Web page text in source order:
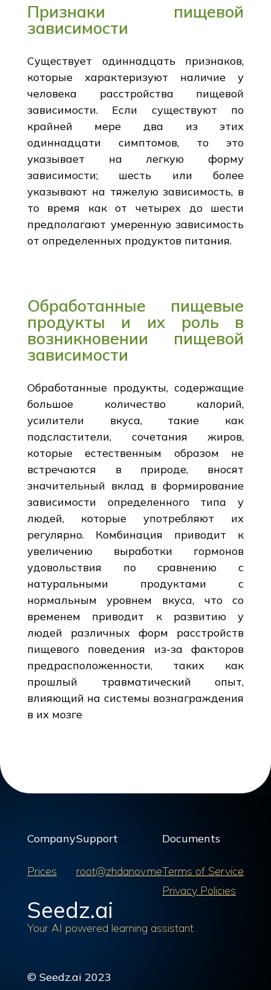
Признаки пищевой
зависимости
Существует одиннадцать признаков,
которые характеризуют наличие у
человека расстройства пищевой
зависимости. Если существуют по
крайней мере два из этих
одиннадцати симптомов, то это
указывает на легкую форму
зависимости; шесть или более
указывают на тяжелую зависимость, в
то время как от четырех до шести
предполагают умеренную зависимость
от определенных продуктов питания.
Обработанные пищевые
продукты и их роль в
возникновении пищевой
зависимости
Обработанные продукты, содержащие
большое количество калорий,
усилители вкуса, такие как
подсластители, сочетания жиров,
которые естественным образом не
встречаются в природе, вносят
значительный вклад в формирование
зависимости определенного типа у
людей, которые употребляют их
регулярно. Комбинация приводит к
увеличению выработки гормонов
удовольствия по сравнению с
натуральными продуктами с
нормальным уровнем вкуса, что со
временем приводит к развитию у
людей различных форм расстройств
пищевого поведения из-за факторов
предрасположенности, таких как
прошлый травматический опыт,
влияющий на системы вознаграждения
в их мозге
Company
Prices
Support
root@zhdanov.me
Documents
Terms of Service
Privacy Policies
Seedz.ai
Your AI powered learning assistant
© Seedz.ai 2023